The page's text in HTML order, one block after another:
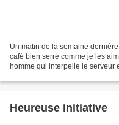
Un matin de la semaine
café bien serré comme je les
homme qui interpelle le serveur
Heureuse initiative